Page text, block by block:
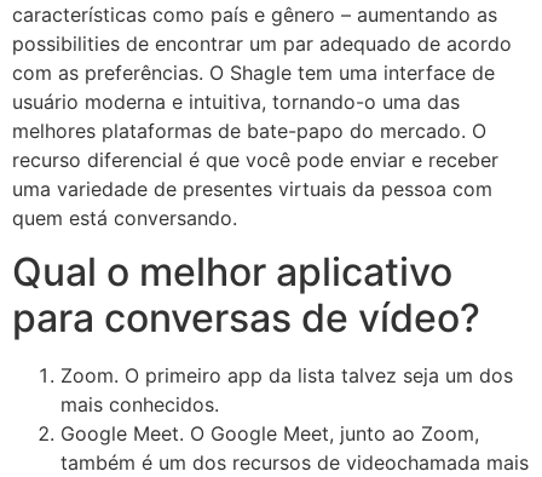
características como país e gênero – aumentando as
possibilities de encontrar um par adequado de acordo
com as preferências. O Shagle tem uma interface de
usuário moderna e intuitiva, tornando-o uma das
melhores plataformas de bate-papo do mercado. O
recurso diferencial é que você pode enviar e receber
uma variedade de presentes virtuais da pessoa com
quem está conversando.
Qual o melhor aplicativo
para conversas de vídeo?
Zoom. O primeiro app da lista talvez seja um dos
mais conhecidos.
Google Meet. O Google Meet, junto ao Zoom,
também é um dos recursos de videochamada mais